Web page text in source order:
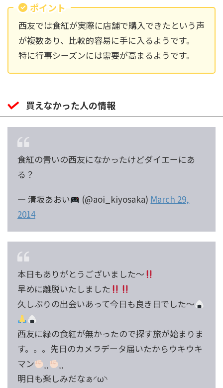
ポイント
西友では食紅が実際に店舗で購入できたという声
が複数あり、比較的容易に手に入るようです。
特に行事シーズンには需要が高まるようです。
買えなかった人の情報
食紅の青いの西友になかったけどダイエーにあ
る？
— 清坂あおい
(@aoi_kiyosaka) March 29,
2014
本日もありがとうございました〜
早めに離脱いたしました
久しぶりの出会いあって今日も良き日でした〜
西友に緑の食紅が無かったので探す旅が始まりま
す。。。先日のカメラデータ届いたからウキウキ
マン
明日も楽しみだなぁ◜ω◝